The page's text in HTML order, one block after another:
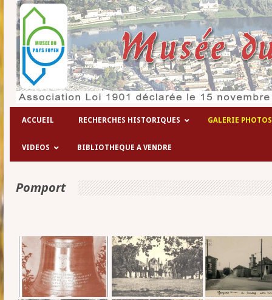
Les hôpitaux temporaires de la 1°
ACCUEIL RECHERCHES HISTORIQUES GALERIE PHOTOS
VIDEOS BIBLIOTHEQUE A VENDRE
Pomport